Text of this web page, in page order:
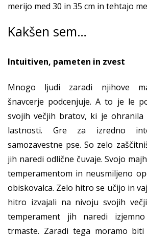
merijo med 30 in 35 cm in tehtajo
Kakšen sem…
Intuitiven, pameten in zvest
Mnogo ljudi zaradi njihove
šnavcerje podcenjuje. A to je le
svojih večjih bratov, ki je ohranila
lastnosti. Gre za izredno
samozavestne pse. So zelo
jih naredi odlične čuvaje. Svojo
temperamentom in neusmiljeno
obiskovalca. Zelo hitro se učijo in
hitro izvajali na nivoju svojih
temperament jih naredi
trmaste. Zaradi tega moramo